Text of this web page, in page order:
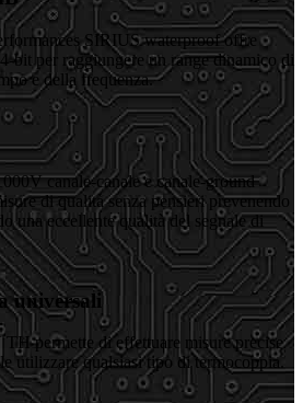
SIRIUS waterproof offre
bit per raggiungere un range dinamico di
e della frequenza.
canale-canale e canale-ground
di qualità senza pensieri prevenendo
una eccellente qualità del segnale di
universali
permette di effettuare misure precise
utilizzare qualsiasi tipo di termocoppia.